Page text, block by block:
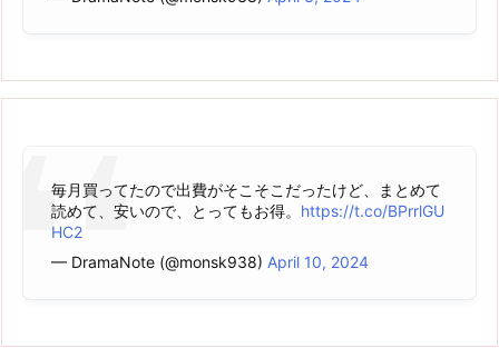
毎月買ってたので出費がそこそこだったけど、まとめて
読めて、安いので、とってもお得。 https://t.co/BPrrlGU
HC2
— DramaNote (@monsk938) April 10, 2024